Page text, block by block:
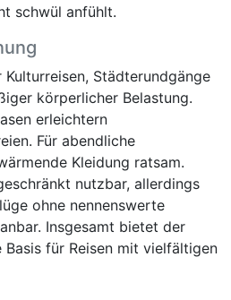
schwül anfühlt.
Städterundgänge
körperlicher Belastung.
erleichtern
Für abendliche
Kleidung ratsam.
nutzbar, allerdings
ohne nennenswerte
Insgesamt bietet der
Basis für Reisen mit vielfältigen